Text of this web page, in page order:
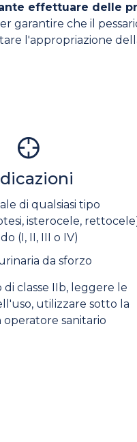
effettuare delle
garantire che il
l'appropriazione
di qualsiasi tipo
isterocele,
(I, II, III o IV)
da sforzo
di classe IIb, leggere le
utilizzare sotto la
sanitario